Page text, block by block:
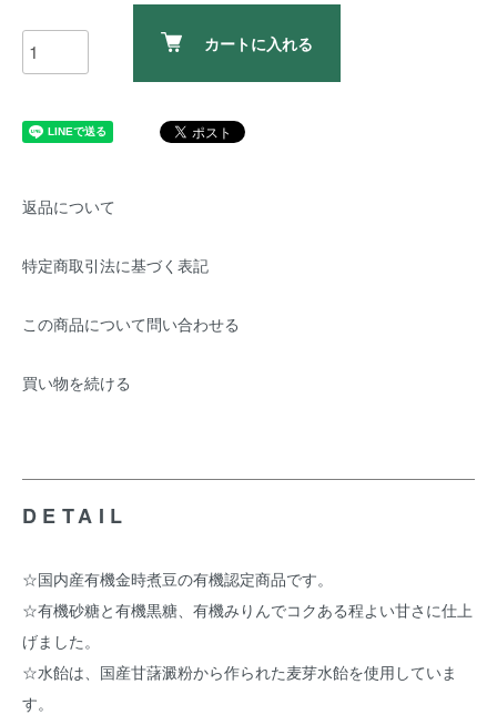
カートに入れる
返品について
特定商取引法に基づく表記
この商品について問い合わせる
買い物を続ける
DETAIL
☆国内産有機金時煮豆の有機認定商品です。
☆有機砂糖と有機黒糖、有機みりんでコクある程よい甘さに仕上
げました。
☆水飴は、国産甘藷澱粉から作られた麦芽水飴を使用していま
す。